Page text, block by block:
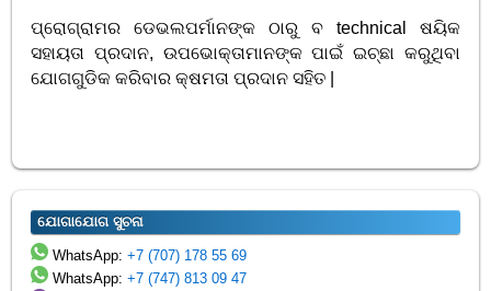
ପ୍ରୋଗ୍ରାମର ଡେଭଲପର୍ମାନଙ୍କ ଠାରୁ ବ technical ଷୟିକ
ସହାୟତା ପ୍ରଦାନ, ଉପଭୋକ୍ତାମାନଙ୍କ ପାଇଁ ଇଚ୍ଛା କରୁଥିବା
ଯୋଗଗୁଡିକ କରିବାର କ୍ଷମତା ପ୍ରଦାନ ସହିତ |
ଯୋଗାଯୋଗ ସୁଚନା
WhatsApp:+7 (707) 178 55 69
WhatsApp:+7 (747) 813 09 47